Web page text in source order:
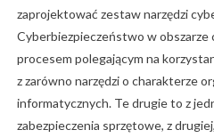
zaprojektować zestaw narzędzi
Cyberbiezpieczeństwo w
procesem polegającym na
z zarówno narzędzi o charakterze
informatycznych. Te drugie to z
zabezpieczenia sprzętowe, z